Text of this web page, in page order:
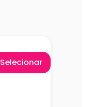
Selecionar